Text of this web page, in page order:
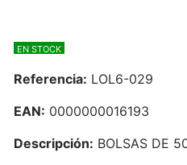
EN STOCK
Referencia: LOL6-029
EAN: 0000000016193
Descripción: BOLSAS DE